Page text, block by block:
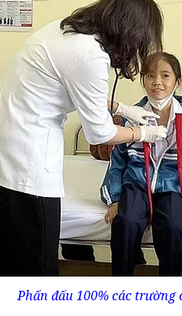
Phấn đấu 100% các